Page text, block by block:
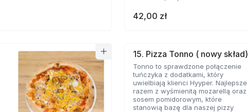
42,00 zł
15. Pizza Tonno ( nowy skład)
Tonno to sprawdzone połączenie
tuńczyka z dodatkami, który
uwielbiają klienci Hyyper. Najlepsze
razem z wyśmienitą mozarellą oraz
sosem pomidorowym, które
stanowią bazę dla naszej pizzy